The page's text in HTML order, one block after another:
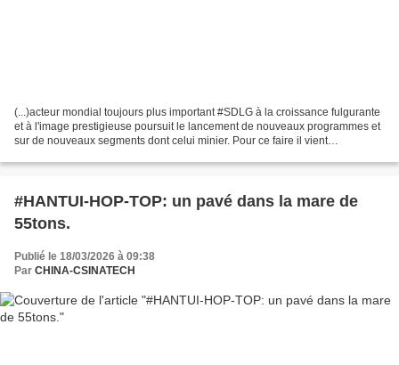
(...)acteur mondial toujours plus important #SDLG à la croissance fulgurante
et à l'image prestigieuse poursuit le lancement de nouveaux programmes et
sur de nouveaux segments dont celui minier. Pour ce faire il vient
#HANTUI-HOP-TOP: un pavé dans la mare de
55tons.
Publié le 18/03/2026 à 09:38
Par CHINA-CSINATECH